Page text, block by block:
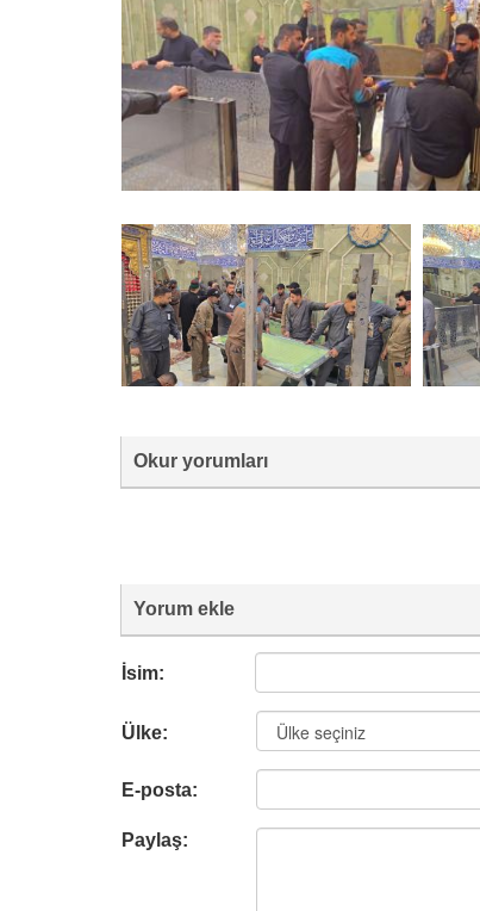
Okur yorumları
Yorum ekle
İsim:
Ülke:
E-posta:
Paylaş: